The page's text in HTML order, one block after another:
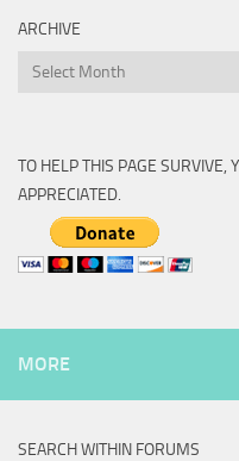
ARCHIVE
Archive
TO HELP THIS PAGE SURVIVE,
APPRECIATED.
MORE
SEARCH WITHIN FORUMS